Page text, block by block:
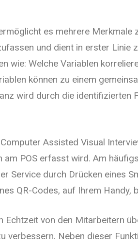
es mehrere Merkmale
und dient in erster Linie
wie: Welche Variablen
können zu einem
wird durch die identifizierten
Assisted Visual
am POS erfasst wird. Am
Service durch Drücken eines
QR-Codes, auf Ihrem Handy,
Echtzeit von den Mitarbeitern
verbessern. Neben dieser